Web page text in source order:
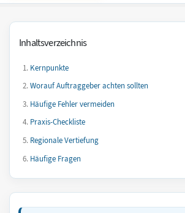
Inhaltsverzeichnis
Kernpunkte
Worauf Auftraggeber achten sollten
Häufige Fehler vermeiden
Praxis-Checkliste
Regionale Vertiefung
Häufige Fragen